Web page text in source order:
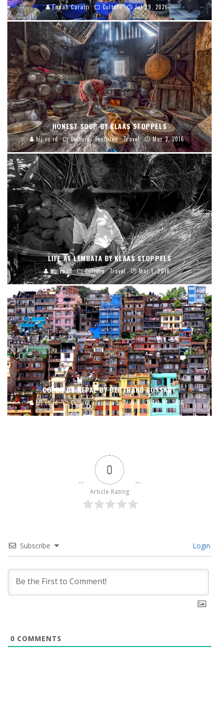
Endah Caratri Culture Jul 29, 2026
HONEST SOUP BY KLAAS STOPPELS
blj.co.id Culture Featured Travel Mar 2, 2016
LIFE AT LEMBATA BY KLAAS STOPPELS
blj.co.id Culture Travel Mar 1, 2016
COLOR OF NEPAL BY BERTRAND GOSSART
blj.co.id Culture Featured Travel Feb 11, 2016
0
Article Rating
Subscribe Login
0 COMMENTS